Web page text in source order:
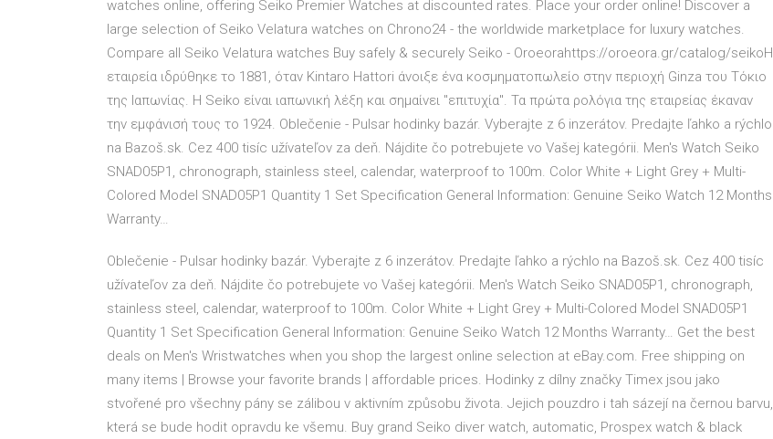
watches online, offering Seiko Premier Watches at discounted rates. Place your order online! Discover a
large selection of Seiko Velatura watches on Chrono24 - the worldwide marketplace for luxury watches.
Compare all Seiko Velatura watches Buy safely & securely Seiko - Oroeorahttps://oroeora.gr/catalog/seikoΗ
εταιρεία ιδρύθηκε το 1881, όταν Kintaro Hattori άνοιξε ένα κοσμηματοπωλείο στην περιοχή Ginza του Τόκιο
της Ιαπωνίας. Η Seiko είναι ιαπωνική λέξη και σημαίνει "επιτυχία". Τα πρώτα ρολόγια της εταιρείας έκαναν
την εμφάνισή τους το 1924. Oblečenie - Pulsar hodinky bazár. Vyberajte z 6 inzerátov. Predajte ľahko a rýchlo
na Bazoš.sk. Cez 400 tisíc užívateľov za deň. Nájdite čo potrebujete vo Vašej kategórii. Men's Watch Seiko
SNAD05P1, chronograph, stainless steel, calendar, waterproof to 100m. Color White + Light Grey + Multi-
Colored Model SNAD05P1 Quantity 1 Set Specification General Information: Genuine Seiko Watch 12 Months
Warranty…
Oblečenie - Pulsar hodinky bazár. Vyberajte z 6 inzerátov. Predajte ľahko a rýchlo na Bazoš.sk. Cez 400 tisíc
užívateľov za deň. Nájdite čo potrebujete vo Vašej kategórii. Men's Watch Seiko SNAD05P1, chronograph,
stainless steel, calendar, waterproof to 100m. Color White + Light Grey + Multi-Colored Model SNAD05P1
Quantity 1 Set Specification General Information: Genuine Seiko Watch 12 Months Warranty… Get the best
deals on Men's Wristwatches when you shop the largest online selection at eBay.com. Free shipping on
many items | Browse your favorite brands | affordable prices. Hodinky z dílny značky Timex jsou jako
stvořené pro všechny pány se zálibou v aktivním způsobu života. Jejich pouzdro i tah sázejí na černou barvu,
která se bude hodit opravdu ke všemu. Buy grand Seiko diver watch, automatic, Prospex watch & black